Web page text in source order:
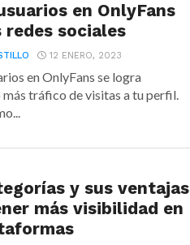
en OnlyFans
redes sociales
12 ENERO, 2023
en OnlyFans se logra
más tráfico de visitas a tu perfil.
y sus ventajas
más visibilidad en